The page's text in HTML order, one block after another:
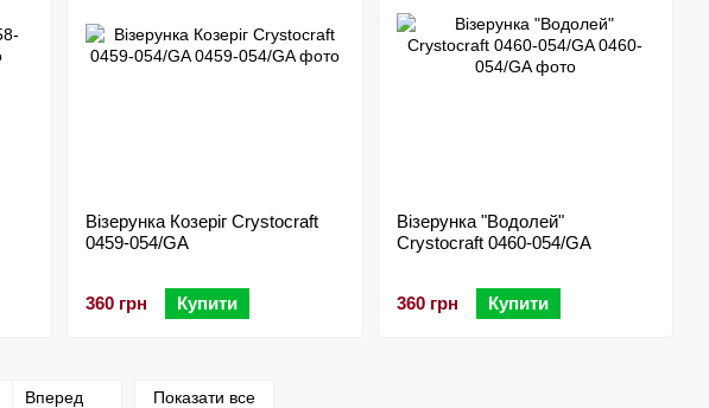
Візерунка Козеріг Crystocraft
0459-054/GA
360 грн Купити
Візерунка "Водолей"
Crystocraft 0460-054/GA
360 грн Купити
Вперед Показати все